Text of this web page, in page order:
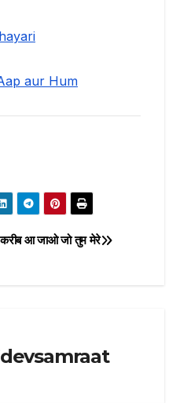
aur Hum
करीब आ जाओ जो तुम मेरे